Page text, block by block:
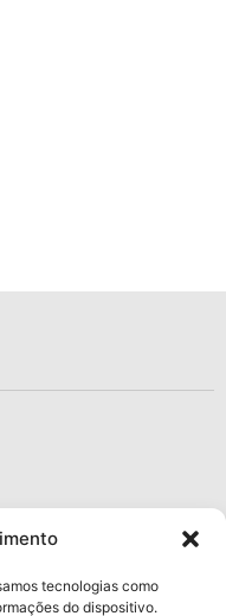
tecnologias como
do dispositivo.